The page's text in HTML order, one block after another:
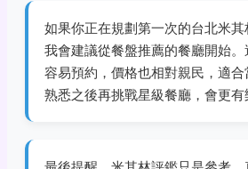
如果你正在規劃第一次的台北米其
我會建議從餐盤推薦的餐廳開始
容易預約，價格也相對親民，適
熟悉之後再挑戰星級餐廳，會更有